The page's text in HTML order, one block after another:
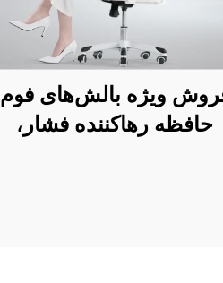
ویژه بالش‌های فوم
حافظه رهاکننده فشار،